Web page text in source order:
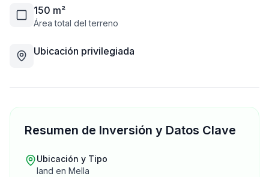
150 m²
Área total del terreno
Ubicación privilegiada
Resumen de Inversión y Datos Clave
Ubicación y Tipo
land en Mella